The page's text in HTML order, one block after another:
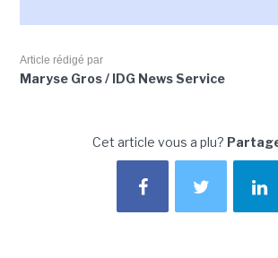
Article rédigé par
Maryse Gros / IDG News Service
Cet article vous a plu?